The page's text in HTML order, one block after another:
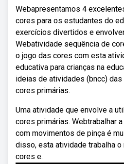
Webapresentamos 4
cores para os estudantes do
exercícios divertidos e
Webatividade sequência de
o jogo das cores com esta
educativa para crianças na
ideias de atividades (bncc)
cores primárias.
Uma atividade que envolve a
cores primárias. Webtrabalhar
com movimentos de pinça é
disso, esta atividade trabalha
cores e.